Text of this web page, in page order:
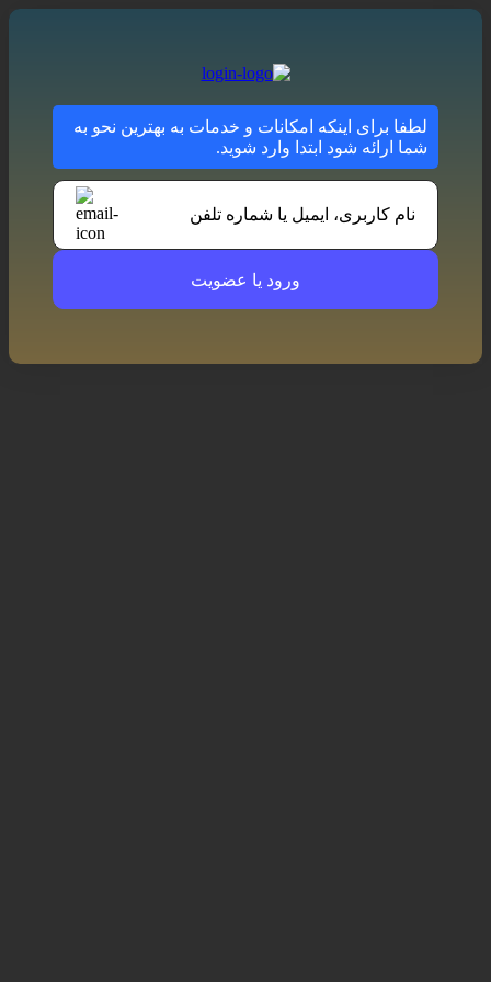
لطفا برای اینکه امکانات و خدمات به بهترین نحو به
شما ارائه شود ابتدا وارد شوید.
نام کاربری، ایمیل یا شماره تلفن